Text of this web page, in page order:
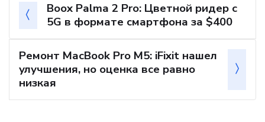
Boox Palma 2 Pro: Цветной ридер с
5G в формате смартфона за $400
Ремонт MacBook Pro M5: iFixit нашел
улучшения, но оценка все равно
низкая